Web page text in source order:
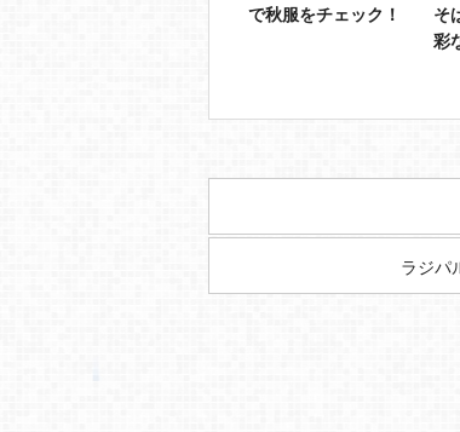
で秋服をチェック！
そ
彩
ラジパ